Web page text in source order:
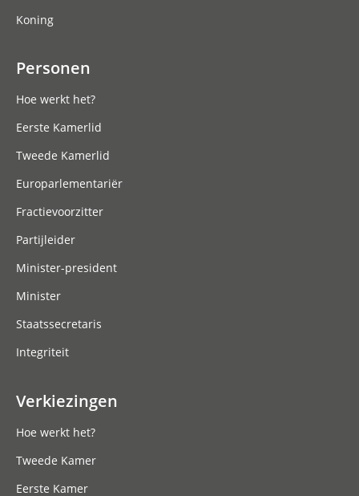
Koning
Personen
Hoe werkt het?
Eerste Kamerlid
Tweede Kamerlid
Europarlementariër
Fractievoorzitter
Partijleider
Minister-president
Minister
Staatssecretaris
Integriteit
Verkiezingen
Hoe werkt het?
Tweede Kamer
Eerste Kamer